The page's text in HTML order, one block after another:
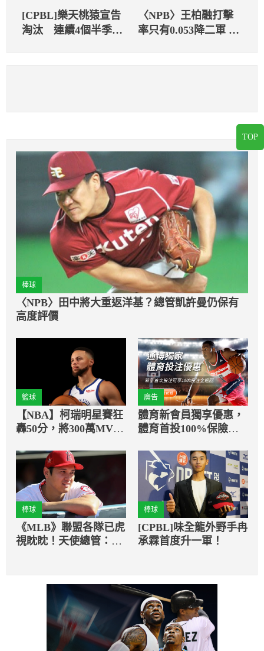
[CPBL]樂天桃猿宣告
淘汰 連續4個半季未
〈NPB〉王柏融打擊
率只有0.053降二軍 稻
棒球
〈NPB〉田中將大重返洋基？總管凱許曼仍保有
高度評價
籃球
【NBA】柯瑞明星賽狂
轟50分，將300萬MVP
廣告
體育新會員獨享優惠，
體育首投100%保險返
棒球
《MLB》聯盟各隊已虎
視眈眈！天使總管：將
棒球
[CPBL]味全龍外野手冉
承霖首度升一軍！
TOP